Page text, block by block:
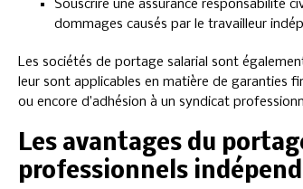
Souscrire une assurance responsabilité
dommages causés par le travailleur
Les sociétés de portage salarial sont
leur sont applicables en matière de garanties
ou encore d’adhésion à un syndicat
Les avantages du
professionnels